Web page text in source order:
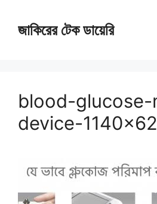
জাকিরের টেক ডায়েরি
blood-
device-